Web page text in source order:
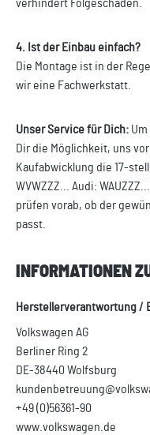
verhindert Folgeschäden.
4. Ist der Einbau einfach?
Die Montage ist in der
wir eine Fachwerkstatt.
Unser Service für Dich:
Dir die Möglichkeit, uns
Kaufabwicklung die 17-
WVWZZZ... Audi:
prüfen vorab, ob der
passt.
INFORMATIONEN
Herstellerverantwortung /
Volkswagen AG
Berliner Ring 2
DE-38440 Wolfsburg
+49 (0)56361-90
www.volkswagen.de